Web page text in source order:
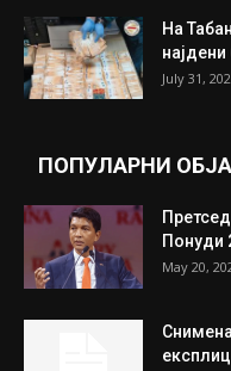
На
July 31,
ПОПУЛАРНИ
Понуди
May 20,